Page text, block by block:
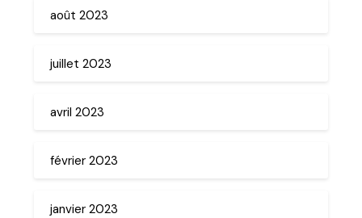
août 2023
juillet 2023
avril 2023
février 2023
janvier 2023